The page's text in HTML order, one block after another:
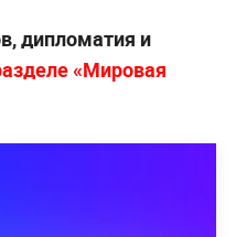
дипломатия и
«Мировая